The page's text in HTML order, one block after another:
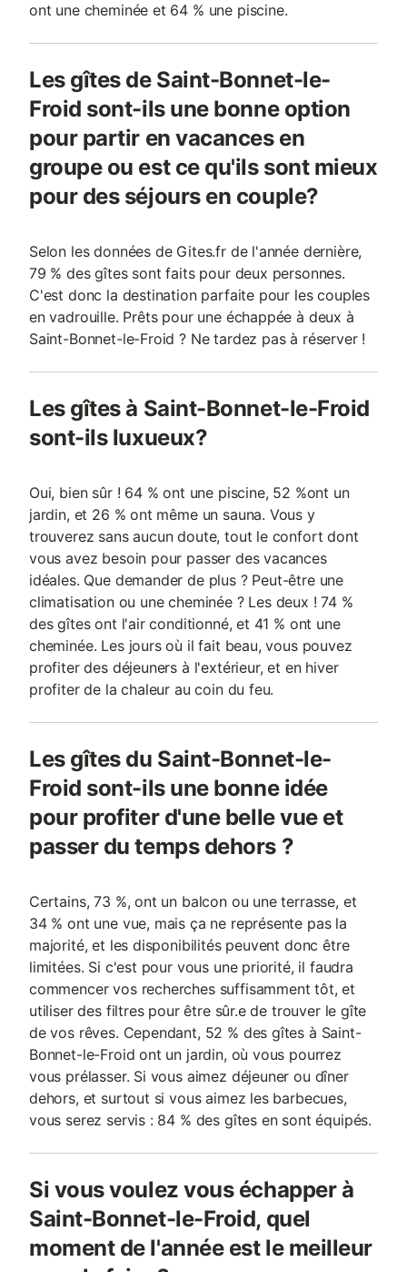
ont une cheminée et 64 % une piscine.
Les gîtes de Saint-Bonnet-le-
Froid sont-ils une bonne option
pour partir en vacances en
groupe ou est ce qu'ils sont mieux
pour des séjours en couple?
Selon les données de Gites.fr de l'année dernière,
79 % des gîtes sont faits pour deux personnes.
C'est donc la destination parfaite pour les couples
en vadrouille. Prêts pour une échappée à deux à
Saint-Bonnet-le-Froid ? Ne tardez pas à réserver !
Les gîtes à Saint-Bonnet-le-Froid
sont-ils luxueux?
Oui, bien sûr ! 64 % ont une piscine, 52 %ont un
jardin, et 26 % ont même un sauna. Vous y
trouverez sans aucun doute, tout le confort dont
vous avez besoin pour passer des vacances
idéales. Que demander de plus ? Peut-être une
climatisation ou une cheminée ? Les deux ! 74 %
des gîtes ont l'air conditionné, et 41 % ont une
cheminée. Les jours où il fait beau, vous pouvez
profiter des déjeuners à l'extérieur, et en hiver
profiter de la chaleur au coin du feu.
Les gîtes du Saint-Bonnet-le-
Froid sont-ils une bonne idée
pour profiter d'une belle vue et
passer du temps dehors ?
Certains, 73 %, ont un balcon ou une terrasse, et
34 % ont une vue, mais ça ne représente pas la
majorité, et les disponibilités peuvent donc être
limitées. Si c'est pour vous une priorité, il faudra
commencer vos recherches suffisamment tôt, et
utiliser des filtres pour être sûr.e de trouver le gîte
de vos rêves. Cependant, 52 % des gîtes à Saint-
Bonnet-le-Froid ont un jardin, où vous pourrez
vous prélasser. Si vous aimez déjeuner ou dîner
dehors, et surtout si vous aimez les barbecues,
vous serez servis : 84 % des gîtes en sont équipés.
Si vous voulez vous échapper à
Saint-Bonnet-le-Froid, quel
moment de l'année est le meilleur